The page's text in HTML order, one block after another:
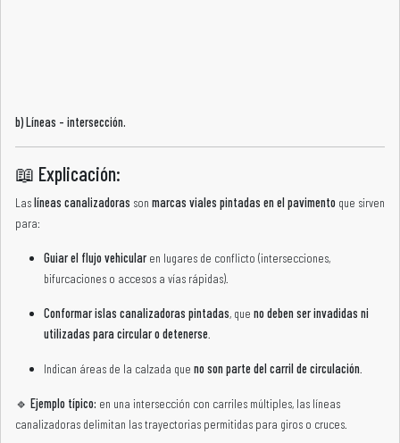
b) Líneas - intersección.
📖 Explicación:
Laslíneas canalizadoras son marcas viales pintadas en el pavimento que sirven
para:
Guiar el flujo vehicular en lugares de conflicto (intersecciones,
bifurcaciones o accesos a vías rápidas).
Conformar islas canalizadoras pintadas, que no deben ser invadidas ni
utilizadas para circular o detenerse
Indican áreas de la calzada que no son parte del carril de circulación
🔹 Ejemplo típico: en una intersección con carriles múltiples, las líneas
canalizadoras delimitan las trayectorias permitidas para giros o cruces.